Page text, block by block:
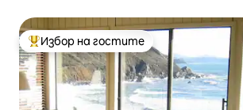
Най-популярен избор на гостите
Избор на гостите